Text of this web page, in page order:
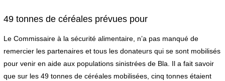
49 tonnes de céréales prévues pour
Le Commissaire à la sécurité alimentaire, n’a pas manqué de
remercier les partenaires et tous les donateurs qui se sont mobilisés
pour venir en aide aux populations sinistrées de Bla. Il a fait savoir
que sur les 49 tonnes de céréales mobilisées, cinq tonnes étaient